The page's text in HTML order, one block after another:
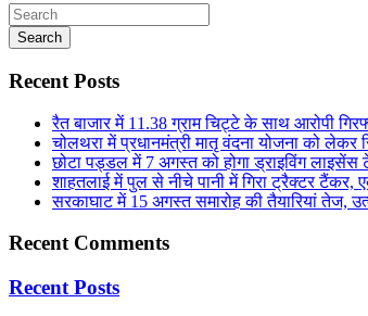
Search
Recent Posts
रैत बाजार में 11.38 ग्राम चिट्टे के साथ आरोपी
चोलथरा में प्रधानमंत्री मातृ वंदना योजना को लेकर
छोटा पड्डल में 7 अगस्त को होगा ड्राइविंग लाइसेंस
शाहतलाई में पुल से नीचे पानी में गिरा ट्रैक्टर टैंकर,
सरकाघाट में 15 अगस्त समारोह की तैयारियां तेज,
Recent Comments
Recent Posts